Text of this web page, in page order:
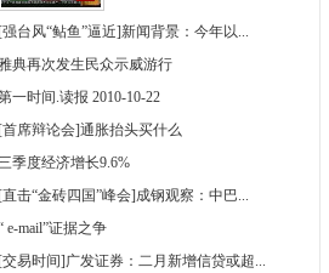
[强台风“鲇鱼”逼近]新闻背景：今年以...
典再次发生民众示威游行
一时间.读报 2010-10-22
[首席辩论会]通胀抬头买什么
季度经济增长9.6%
[直击“金砖四国”峰会]成钢观察：中巴...
e-mail”证据之争
[交易时间]广发证券：二月新增信贷或超...